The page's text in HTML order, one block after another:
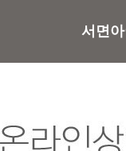
서면